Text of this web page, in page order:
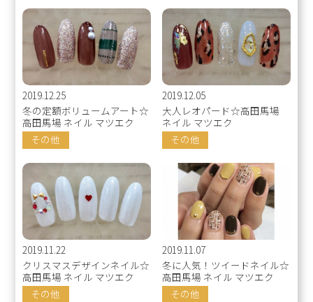
2019.12.25
冬の定額ボリュームアート☆
高田馬場 ネイル マツエク
その他
2019.12.05
大人レオパード☆高田馬場
ネイル マツエク
その他
2019.11.22
クリスマスデザインネイル☆
高田馬場 ネイル マツエク
その他
2019.11.07
冬に人気！ツイードネイル☆
高田馬場 ネイル マツエク
その他